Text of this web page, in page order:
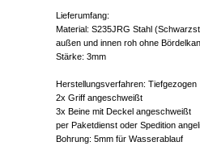
Lieferumfang:
Material: S235JRG Stahl
außen und innen roh ohne
Stärke: 3mm
Herstellungsverfahren: Tiefgezogen
2x Griff angeschweißt
3x Beine mit Deckel angeschweißt
per Paketdienst oder Spedition
Bohrung: 5mm für Wasserablauf